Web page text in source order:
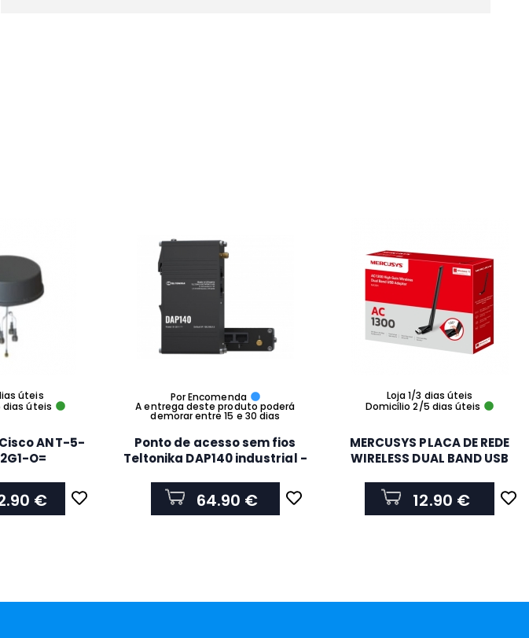
úteis
dias úteis
ANT-5-
O=
€
Por Encomenda
A entrega deste produto poderá
demorar entre 15 e 30 dias
Ponto de acesso sem fios
Teltonika DAP140 industrial -
DAP140000000
64.90 €
Loja 1/3 dias úteis
Domicílio 2/5 dias úteis
MERCUSYS PLACA DE REDE
WIRELESS DUAL BAND USB
12.90 €